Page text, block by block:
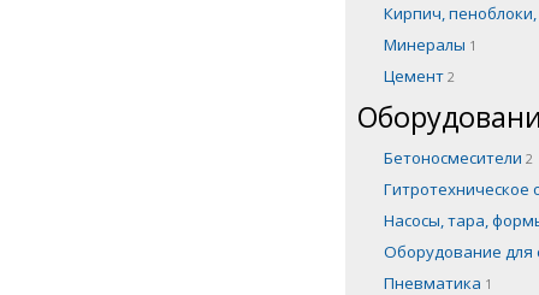
Кирпич,
Минералы 1
Цемент 2
Бетоносмесители 2
Насосы, тара,
Оборудование для
Пневматика 1